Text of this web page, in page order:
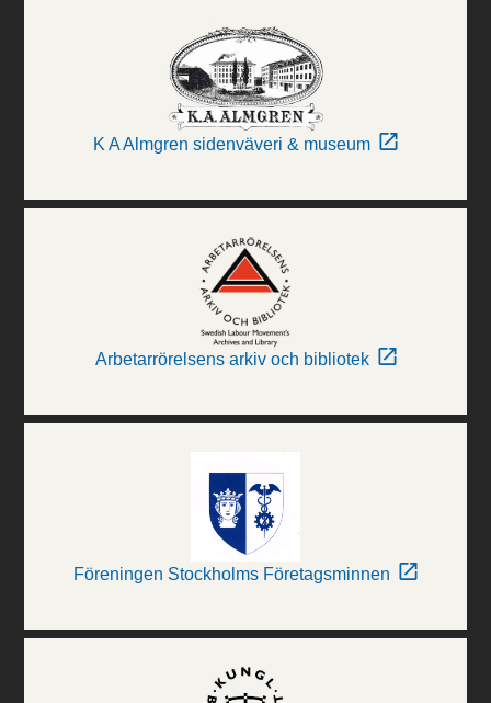
K A Almgren sidenväveri & museum
Arbetarrörelsens arkiv och bibliotek
Föreningen Stockholms Företagsminnen